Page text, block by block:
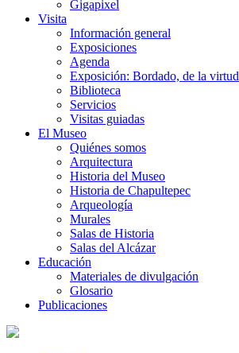
Gigapixel
Visita
Información general
Exposiciones
Agenda
Exposición: Bordado, de la virtud
Biblioteca
Servicios
Visitas guiadas
El Museo
Quiénes somos
Arquitectura
Historia del Museo
Historia de Chapultepec
Arqueología
Murales
Salas de Historia
Salas del Alcázar
Educación
Materiales de divulgación
Glosario
Publicaciones